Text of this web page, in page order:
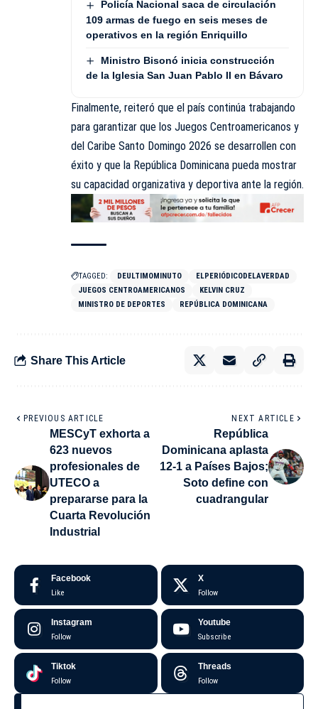
Policía Nacional saca de circulación
109 armas de fuego en seis meses de
operativos en la región Enriquillo
Ministro Bisonó inicia construcción
de la Iglesia San Juan Pablo II en Bávaro
Finalmente, reiteró que el país continúa trabajando
para garantizar que los Juegos Centroamericanos y
del Caribe Santo Domingo 2026 se desarrollen con
éxito y que la República Dominicana pueda mostrar
su capacidad organizativa y deportiva ante la región.
TAGGED: DEULTIMOMINUTO
ELPERIÓDICODELAVERDAD
JUEGOS CENTROAMERICANOS
KELVIN CRUZ
MINISTRO DE DEPORTES
REPÚBLICA DOMINICANA
Share This Article
PREVIOUS ARTICLE
MESCyT exhorta a
623 nuevos
profesionales de
UTECO a
prepararse para la
Cuarta Revolución
Industrial
NEXT ARTICLE
República
Dominicana aplasta
12-1 a Países Bajos;
Soto define con
cuadrangular
Facebook
Like
X
Follow
Instagram
Follow
Youtube
Subscribe
Tiktok
Follow
Threads
Follow